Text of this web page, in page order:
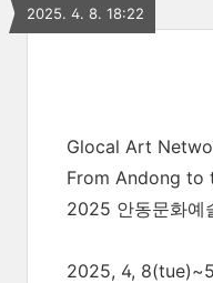
2025. 4. 8. 18:22
Glocal Art
From Andong to
2025 안동문화예
2025, 4,